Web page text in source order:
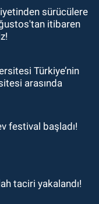
sürücülere
itibaren
Türkiye’nin
arasında
festival başladı!
taciri yakalandı!